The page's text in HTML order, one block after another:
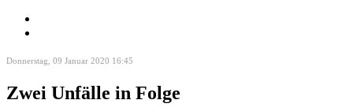
Donnerstag, 09 Januar 2020 16:45
Zwei Unfälle in Folge